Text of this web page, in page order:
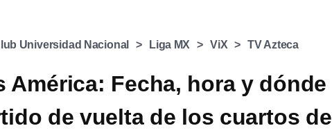
Universidad Nacional Liga MX ViX TV Azteca
América: Fecha, hora y dónde
de vuelta de los cuartos de